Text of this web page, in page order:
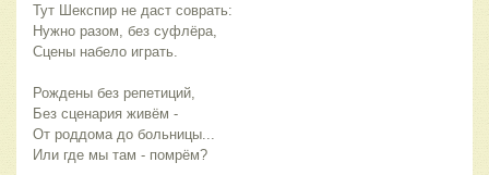
Тут Шекспир не даст соврать:
Нужно разом, без суфлёра,
Сцены набело играть.
Рождены без репетиций,
Без сценария живём -
От роддома до больницы...
Или где мы там - помрём?